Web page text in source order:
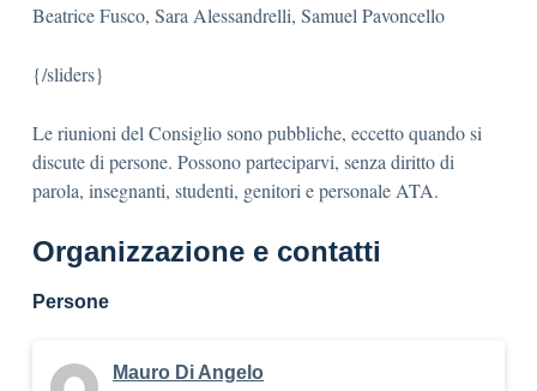
Beatrice Fusco, Sara Alessandrelli, Samuel Pavoncello
{/sliders}
Le riunioni del Consiglio sono pubbliche, eccetto quando si
discute di persone. Possono parteciparvi, senza diritto di
parola, insegnanti, studenti, genitori e personale ATA.
Organizzazione e contatti
Persone
Mauro Di Angelo